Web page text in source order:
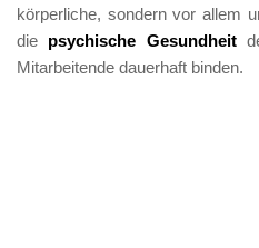
körperliche, sondern vor allem
die psychische Gesundheit
Mitarbeitende dauerhaft binden.